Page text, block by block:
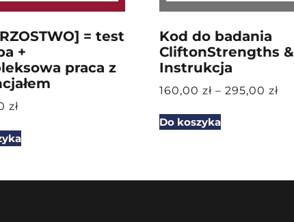
= test
+
praca z
zł
Kod do badania
CliftonStrengths &
Instrukcja
160,00 zł – 295,00 zł
Do koszyka